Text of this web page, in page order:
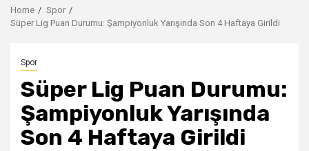
Home
Spor
Süper Lig Puan Durumu: Şampiyonluk Yarışında Son 4 Haftaya Girildi
Spor
Süper Lig Puan Durumu:
Şampiyonluk Yarışında
Son 4 Haftaya Girildi